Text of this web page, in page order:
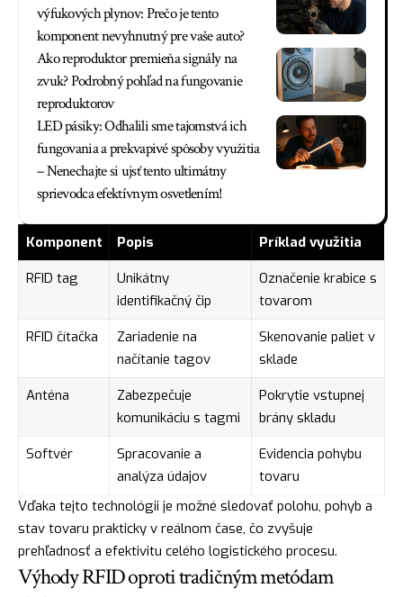
výfukových plynov: Prečo je tento
komponent nevyhnutný pre vaše auto?
Ako reproduktor premieňa signály na
zvuk? Podrobný pohľad na fungovanie
reproduktorov
LED pásiky: Odhalili sme tajomstvá ich
fungovania a prekvapivé spôsoby využitia
– Nenechajte si ujsť tento ultimátny
sprievodca efektívnym osvetlením!
Komponent Popis
Príklad využitia
RFID tag
Unikátny
identifikačný čip
Označenie krabice s
tovarom
RFID čítačka
Zariadenie na
načítanie tagov
Skenovanie paliet v
sklade
Anténa
Zabezpečuje
komunikáciu s tagmi
Pokrytie vstupnej
brány skladu
Softvér
Spracovanie a
analýza údajov
Evidencia pohybu
tovaru
Vďaka tejto technológii je možné sledovať polohu, pohyb a
stav tovaru prakticky v reálnom čase, čo zvyšuje
prehľadnosť a efektivitu celého logistického procesu.
Výhody RFID oproti tradičným metódam